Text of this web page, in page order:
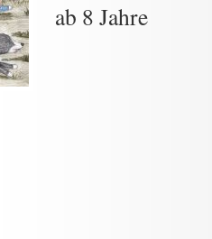
ab 8 Jahre